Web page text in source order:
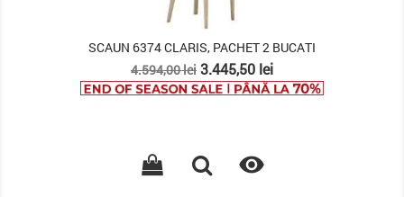
SCAUN 6374 CLARIS, PACHET 2 BUCATI
Pret
de
4.594,00 lei Pret
3.445,50 lei
